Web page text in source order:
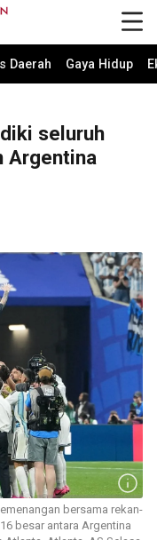
Daerah Gaya Hidup
seluruh
Argentina
bersama rekan-
besar antara Argentina